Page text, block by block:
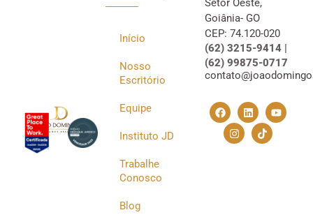
Início
Nosso
Escritório
Equipe
Instituto JD
Trabalhe
Conosco
Blog
Setor Oeste,
Goiânia- GO
CEP: 74.120-020
(62) 3215-9414 |
(62) 99875-0717